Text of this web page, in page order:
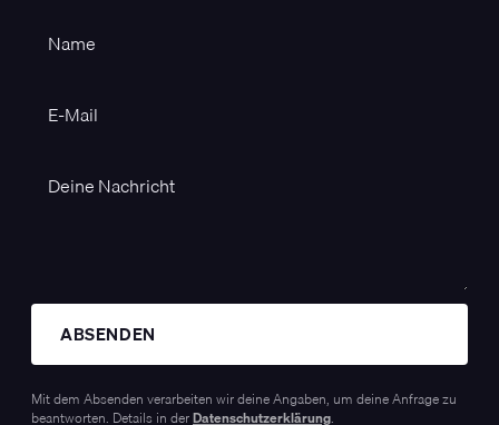
ABSENDEN
Mit dem Absenden verarbeiten wir deine Angaben, um deine Anfrage zu
beantworten. Details in derDatenschutzerklärung.